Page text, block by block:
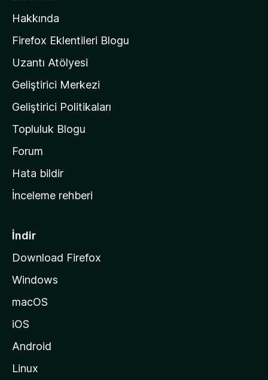
l
a
n
ı
n
n
a
s
y
a
ı
n
i
d
Hakkında
Firefox Eklentileri Blogu
Uzantı Atölyesi
Geliştirici Merkezi
Geliştirici Politikaları
Topluluk Blogu
Forum
Hata bildir
İnceleme rehberi
İndir
Download Firefox
Windows
macOS
iOS
Android
Linux